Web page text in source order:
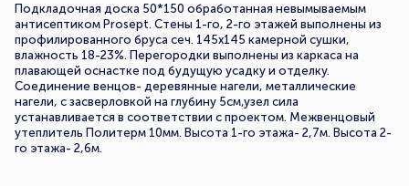
Подкладочная доска 50*150 обработанная невымываемым
антисептиком Prosept. Стены 1-го, 2-го этажей выполнены из
профилированного бруса сеч. 145х145 камерной сушки,
влажность 18-23%. Перегородки выполнены из каркаса на
плавающей оснастке под будущую усадку и отделку.
Соединение венцов- деревянные нагели, металлические
нагели, с засверловкой на глубину 5см,узел сила
устанавливается в соответствии с проектом. Межвенцовый
утеплитель Политерм 10мм. Высота 1-го этажа- 2,7м. Высота 2-
го этажа- 2,6м.